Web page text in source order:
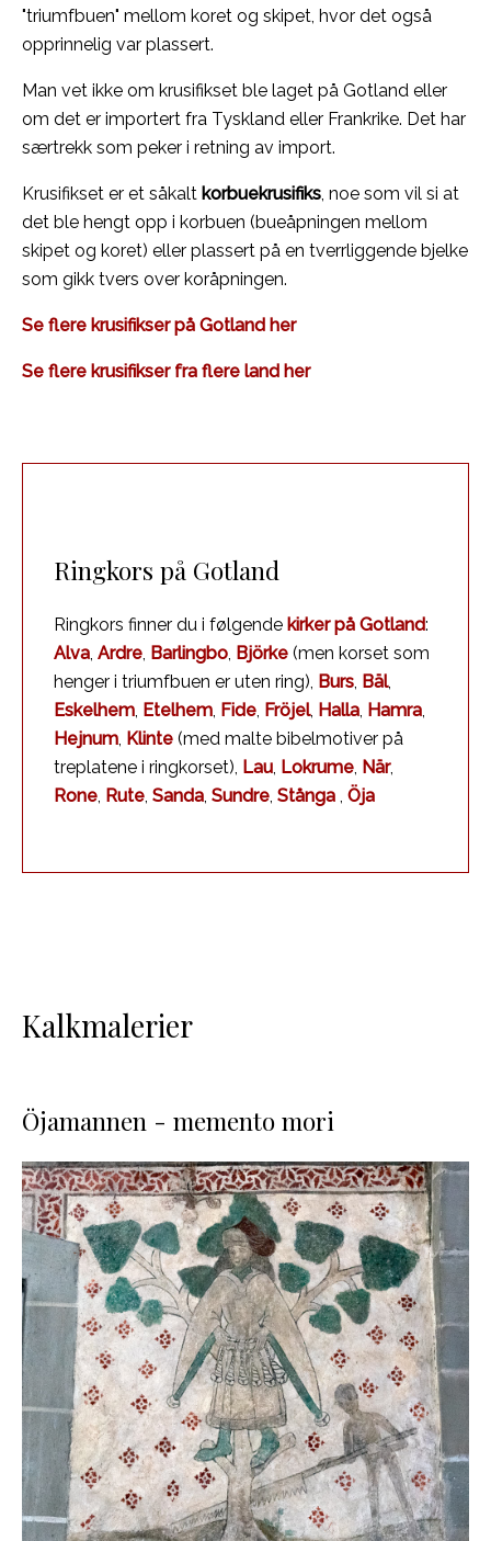
"triumfbuen" mellom koret og skipet, hvor det også
opprinnelig var plassert.
Man vet ikke om krusifikset ble laget på Gotland eller
om det er importert fra Tyskland eller Frankrike. Det har
særtrekk som peker i retning av import.
Krusifikset er et såkalt korbuekrusifiks, noe som vil si at
det ble hengt opp i korbuen (bueåpningen mellom
skipet og koret) eller plassert på en tverrliggende bjelke
som gikk tvers over koråpningen.
Se flere krusifikser på Gotland her
Se flere krusifikser fra flere land her
Ringkors på Gotland
Ringkors finner du i følgende kirker på Gotland:
Alva, Ardre, Barlingbo, Björke (men korset som
henger i triumfbuen er uten ring), Burs, Bäl,
Eskelhem, Etelhem, Fide, Fröjel, Halla, Hamra,
Hejnum, Klinte (med malte bibelmotiver på
treplatene i ringkorset), Lau, Lokrume, När,
Rone, Rute, Sanda, Sundre, Stånga , Öja
Kalkmalerier
Öjamannen - memento mori